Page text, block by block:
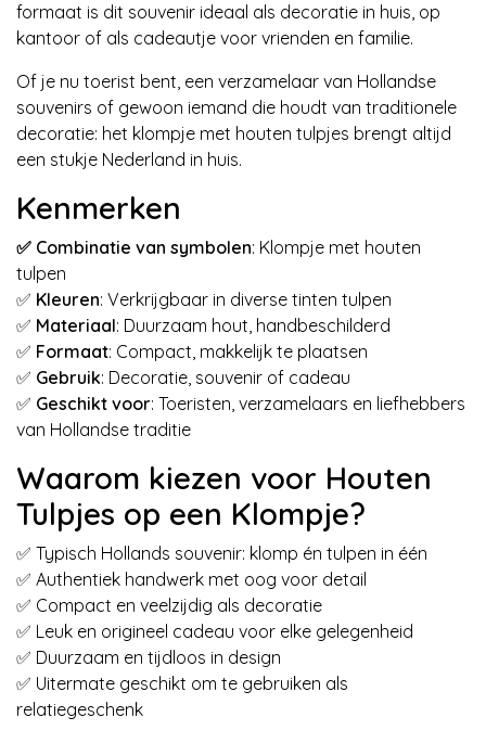
formaat is dit souvenir ideaal als decoratie in huis, op
kantoor of als cadeautje voor vrienden en familie.
Of je nu toerist bent, een verzamelaar van Hollandse
souvenirs of gewoon iemand die houdt van traditionele
decoratie: het klompje met houten tulpjes brengt altijd
een stukje Nederland in huis.
Kenmerken
✅ Combinatie van symbolen: Klompje met houten
tulpen
✅ Kleuren: Verkrijgbaar in diverse tinten tulpen
✅ Materiaal: Duurzaam hout, handbeschilderd
✅ Formaat: Compact, makkelijk te plaatsen
✅ Gebruik: Decoratie, souvenir of cadeau
✅ Geschikt voor: Toeristen, verzamelaars en liefhebbers
van Hollandse traditie
Waarom kiezen voor Houten
Tulpjes op een Klompje?
✅ Typisch Hollands souvenir: klomp én tulpen in één
✅ Authentiek handwerk met oog voor detail
✅ Compact en veelzijdig als decoratie
✅ Leuk en origineel cadeau voor elke gelegenheid
✅ Duurzaam en tijdloos in design
✅ Uitermate geschikt om te gebruiken als
relatiegeschenk